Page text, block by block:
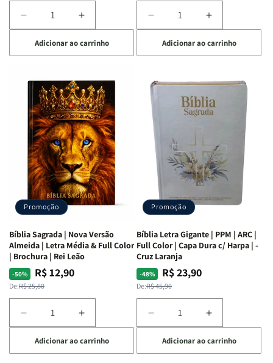
Diminuir
a
quantidade
de
com
Mulheres
da
Bíblia
Isabelle
S.
Alves
Aumentar
a
quantidade
de
com
as
Mulheres
da
Bíblia
|
Isabelle
S.
Alves
Adicionar ao carrinho
Diminuir
a
quantidade
de
a
Bíblia
Livro
por
Livro
um
panorama
completo
dos
66
da
Bíblia
Equipe
teológica
Penkal
Aumentar
a
quantidade
de
a
Bíblia
Livro
-
um
panorama
completo
dos
da
Bíblia
Penkal
Adicionar ao carrinho
Promoção
Bíblia Sagrada | Nova Versão
Almeida | Letra Média & Full Color
| Brochura | Rei Leão
-50%
Preço
normal
De:R$ 25,80
Preço
promocional
R$ 12,90
Diminuir
a
quantidade
de
Aumentar
a
quantidade
de
Adicionar ao carrinho
Promoção
Bíblia Letra Gigante | PPM | ARC |
Full Color | Capa Dura c/ Harpa | -
Cruz Laranja
-48%
Preço
normal
De:R$ 45,90
Preço
promocional
R$ 23,90
Diminuir
a
quantidade
de
Aumentar
a
quantidade
de
Adicionar ao carrinho